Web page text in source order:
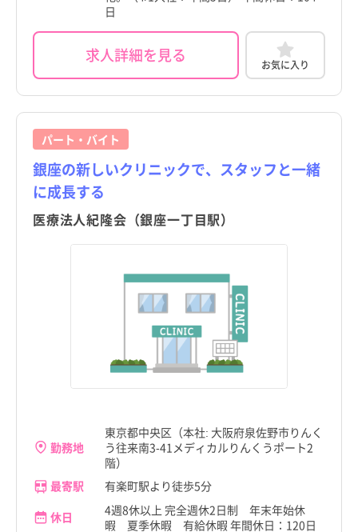
日
求人詳細を見る お気に入り
パート・バイト
銀座の新しいクリニックで、スタッフと一緒
に成長する
医療法人紀隆会（銀座一丁目駅）
勤務地
東京都中央区（本社: 大阪府泉佐野市りんく
う往来南3-41メディカルりんくうポート2
階）
最寄駅
有楽町駅より徒歩5分
休日
4週8休以上 完全週休2日制 年末年始休
暇 夏季休暇 有給休暇 年間休日：120日